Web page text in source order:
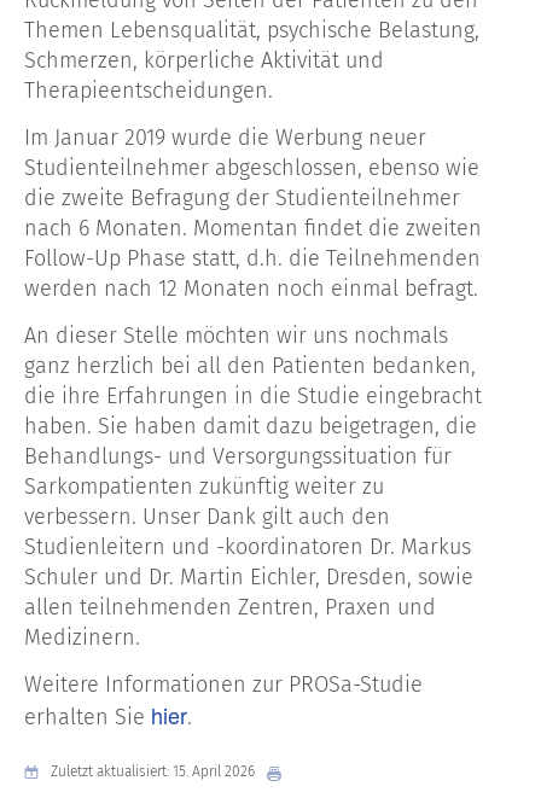
Themen Lebensqualität, psychische Belastung,
Schmerzen, körperliche Aktivität und
Therapieentscheidungen.
Im Januar 2019 wurde die Werbung neuer
Studienteilnehmer abgeschlossen, ebenso wie
die zweite Befragung der Studienteilnehmer
nach 6 Monaten. Momentan findet die zweiten
Follow-Up Phase statt, d.h. die Teilnehmenden
werden nach 12 Monaten noch einmal befragt.
An dieser Stelle möchten wir uns nochmals
ganz herzlich bei all den Patienten bedanken,
die ihre Erfahrungen in die Studie eingebracht
haben. Sie haben damit dazu beigetragen, die
Behandlungs- und Versorgungssituation für
Sarkompatienten zukünftig weiter zu
verbessern. Unser Dank gilt auch den
Studienleitern und -koordinatoren Dr. Markus
Schuler und Dr. Martin Eichler, Dresden, sowie
allen teilnehmenden Zentren, Praxen und
Medizinern.
Weitere Informationen zur PROSa-Studie
erhalten Sie hier.
Zuletzt aktualisiert: 15. April 2026